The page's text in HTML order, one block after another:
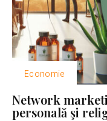
Economie
Network
personală şi